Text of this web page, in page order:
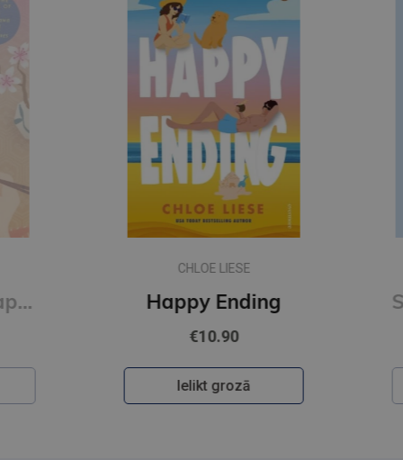
The Menu of Happiness
CHLOE LIESE
Happy Ending
€10.90
Ielikt grozā